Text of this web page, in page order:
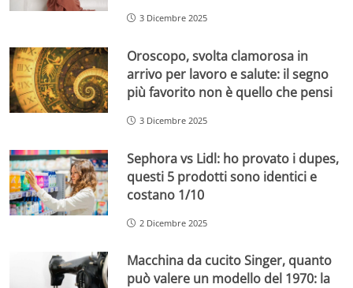
3 Dicembre 2025
Oroscopo, svolta clamorosa in
arrivo per lavoro e salute: il segno
più favorito non è quello che pensi
3 Dicembre 2025
Sephora vs Lidl: ho provato i dupes,
questi 5 prodotti sono identici e
costano 1/10
2 Dicembre 2025
Macchina da cucito Singer, quanto
può valere un modello del 1970: la